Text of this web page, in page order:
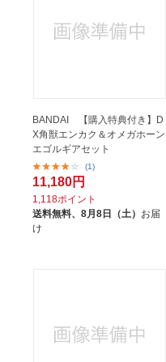
BANDAI 【購入特典付き】D
X角獣エンカク＆オメガホーン
エゴルギアセット
(1)
11,180円
1,118ポイント
送料無料、 8月8日（土） お届
け